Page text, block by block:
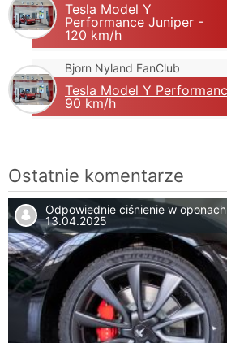
Tesla Model Y
Performance Juniper -
120 km/h
Bjorn Nyland FanClub
Tesla Model Y
90 km/h
Ostatnie komentarze
Odpowiednie ciśnienie w
13.04.2025